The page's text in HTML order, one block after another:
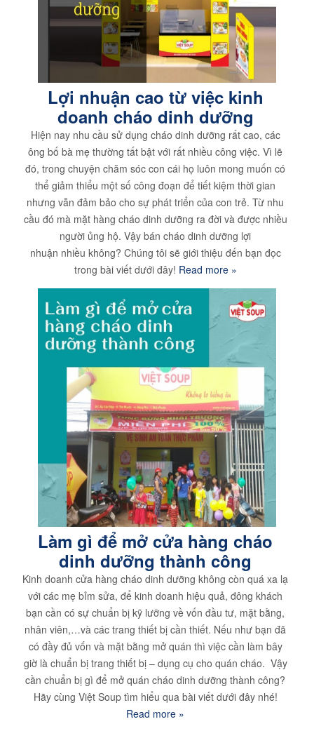
Lợi nhuận cao từ việc kinh
doanh cháo dinh dưỡng
Hiện nay nhu cầu sử dụng cháo dinh dưỡng rất cao, các
ông bố bà mẹ thường tất bật với rất nhiều công việc. Vì lẽ
đó, trong chuyện chăm sóc con cái họ luôn mong muốn có
thể giảm thiểu một số công đoạn để tiết kiệm thời gian
nhưng vẫn đảm bảo cho sự phát triển của con trẻ. Từ nhu
cầu đó mà mặt hàng cháo dinh dưỡng ra đời và được nhiều
người ủng hộ. Vậy bán cháo dinh dưỡng lợi
nhuận nhiều không? Chúng tôi sẽ giới thiệu đến bạn đọc
trong bài viết dưới đây! Read more »
Làm gì để mở cửa hàng cháo
dinh dưỡng thành công
Kinh doanh cửa hàng cháo dinh dưỡng không còn quá xa lạ
với các mẹ bỉm sửa, để kinh doanh hiệu quả, đông khách
bạn cần có sự chuẩn bị kỹ lưỡng về vốn đầu tư, mặt bằng,
nhân viên,…và các trang thiết bị cần thiết. Nếu như bạn đã
có đầy đủ vốn và mặt bằng mở quán thì việc cần làm bây
giờ là chuẩn bị trang thiết bị – dụng cụ cho quán cháo. Vậy
cần chuẩn bị gì để mở quán cháo dinh dưỡng thành công?
Hãy cùng Việt Soup tìm hiểu qua bài viết dưới đây nhé!
Read more »